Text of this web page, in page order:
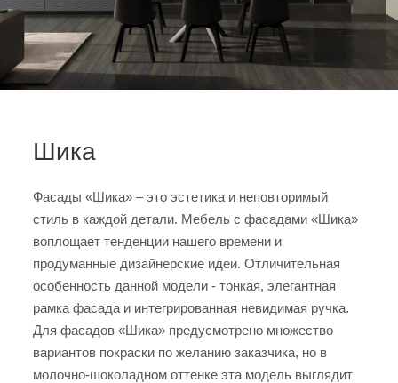
Шика
Фасады «Шика» – это эстетика и неповторимый
стиль в каждой детали. Мебель с фасадами «Шика»
воплощает тенденции нашего времени и
продуманные дизайнерские идеи. Отличительная
особенность данной модели - тонкая, элегантная
рамка фасада и интегрированная невидимая ручка.
Для фасадов «Шика» предусмотрено множество
вариантов покраски по желанию заказчика, но в
молочно-шоколадном оттенке эта модель выглядит